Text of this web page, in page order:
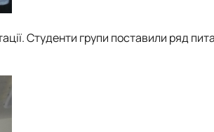
Студенти групи поставили ряд